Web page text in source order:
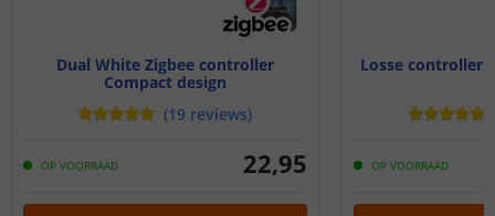
Dual White Zigbee controller
Compact design
(19 reviews)
OP VOORRAAD 22,95
Losse controller
OP VOORRAAD